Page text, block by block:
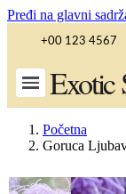
Pređi na glavni
+00 123 4567
Exotic
Početna
Goruca